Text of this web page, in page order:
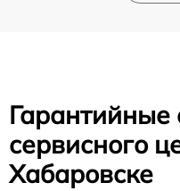
Гарантийные
сервисного
Хабаровске